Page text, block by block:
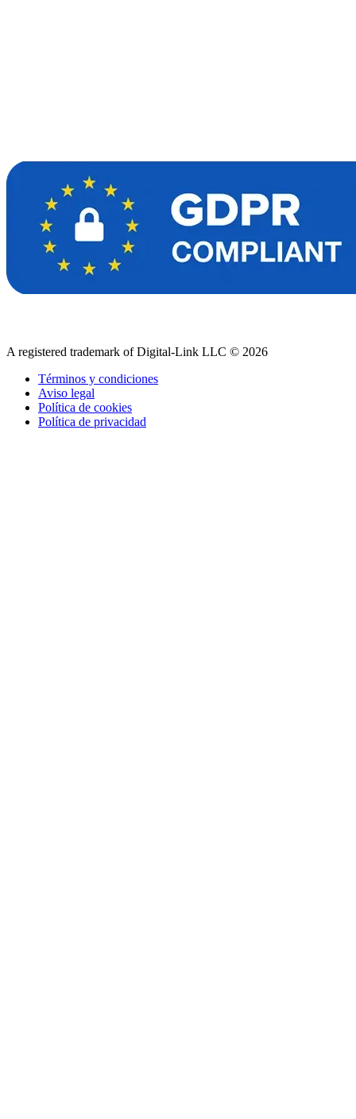
A registered trademark of Digital-Link LLC © 2026
Términos y condiciones
Aviso legal
Política de cookies
Política de privacidad